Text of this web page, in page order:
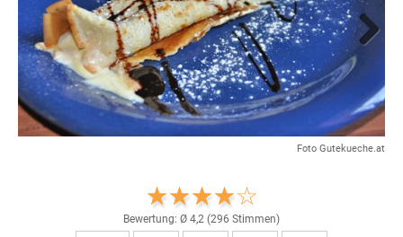
Foto Gutekueche.at
Next
Bewertung: Ø 4,2 (296 Stimmen)